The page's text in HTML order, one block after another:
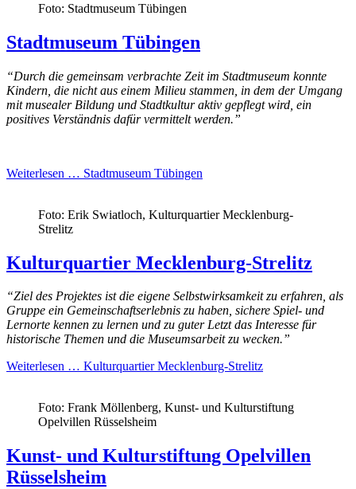
Foto: Stadtmuseum Tübingen
Stadtmuseum Tübingen
“Durch die gemeinsam verbrachte Zeit im Stadtmuseum konnte
Kindern, die nicht aus einem Milieu stammen, in dem der Umgang
mit musealer Bildung und Stadtkultur aktiv gepflegt wird, ein
positives Verständnis dafür vermittelt werden.”
Weiterlesen … Stadtmuseum Tübingen
Foto: Erik Swiatloch, Kulturquartier Mecklenburg-
Strelitz
Kulturquartier Mecklenburg-Strelitz
“Ziel des Projektes ist die eigene Selbstwirksamkeit zu erfahren, als
Gruppe ein Gemeinschaftserlebnis zu haben, sichere Spiel- und
Lernorte kennen zu lernen und zu guterLetztdas Interesse für
historische Themen und die Museumsarbeit zu wecken.”
Weiterlesen … Kulturquartier Mecklenburg-Strelitz
Foto: Frank Möllenberg, Kunst- und Kulturstiftung
Opelvillen Rüsselsheim
Kunst- und Kulturstiftung Opelvillen
Rüsselsheim